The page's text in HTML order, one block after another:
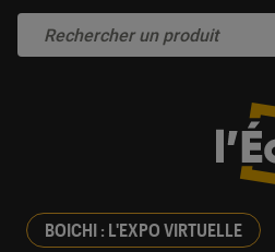
BOICHI : L'EXPO VIRTUELLE